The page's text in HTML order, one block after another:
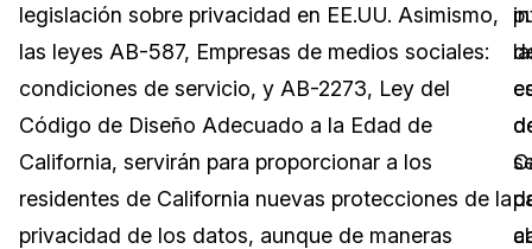
Transcripción y Traducción
El Gobierno
Servicios Financieros
Casos Practicos
Videoteca
Recomendaciones
legislación sobre privacidad en EE.UU. Asimismo,
las leyes AB-587, Empresas de medios sociales:
condiciones de servicio, y AB-2273, Ley del
Código de Diseño Adecuado a la Edad de
California, servirán para proporcionar a los
residentes de California nuevas protecciones de la
privacidad de los datos, aunque de maneras